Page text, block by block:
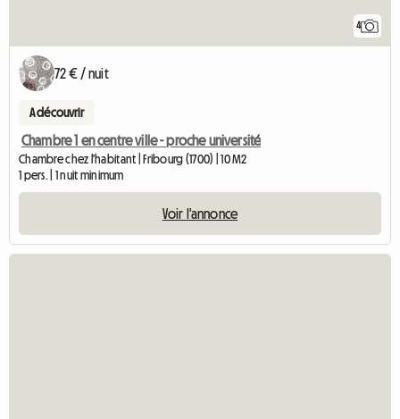
4
72 € / nuit
A découvrir
Chambre 1 en centre ville - proche université
Chambre chez l'habitant | Fribourg (1700) | 10 M2
1 pers. | 1 nuit minimum
Voir l'annonce